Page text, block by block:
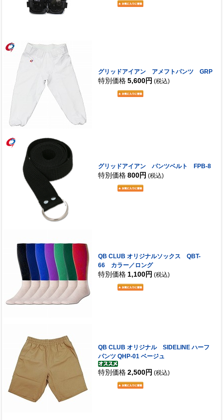
グリッドアイアン アメフトパンツ GRP
特別価格 5,600円 (税込)
グリッドアイアン パンツベルト FPB-8
特別価格 800円 (税込)
QB CLUB オリジナルソックス QBT-
66 カラー／ロング
特別価格 1,100円 (税込)
QB CLUB オリジナル SIDELINE ハーフ
パンツ QHP-01 ベージュ
特別価格 2,500円 (税込)